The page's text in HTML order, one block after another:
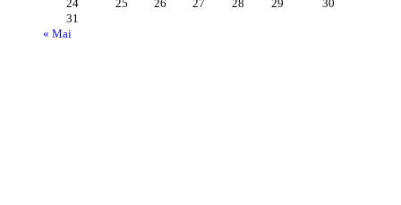
« Mai
24
25 26 27 28 29
30
31